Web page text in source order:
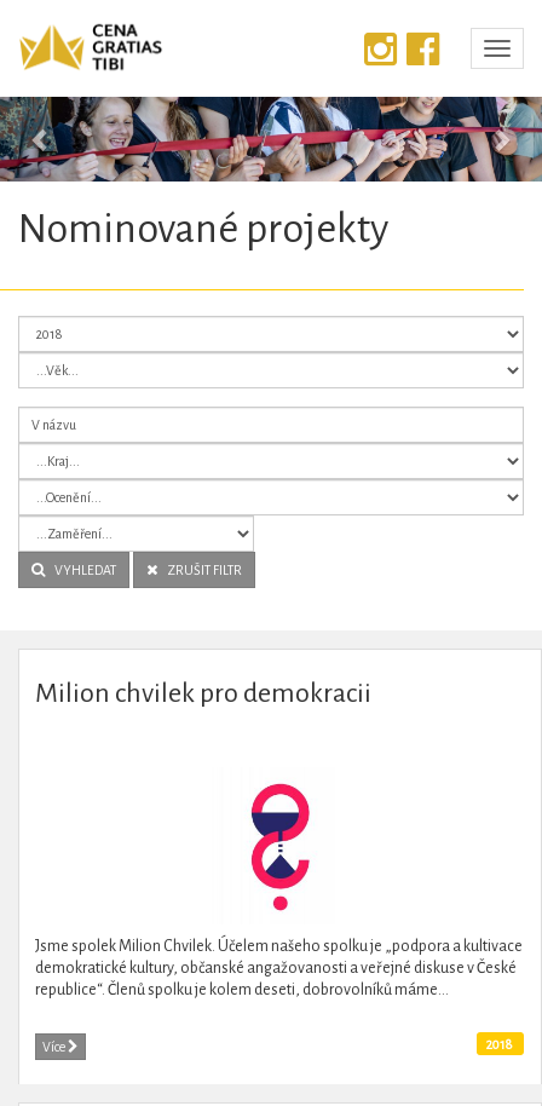
Předchozí
Nominované projekty
VYHLEDAT ZRUŠIT FILTR
Milion chvilek pro demokracii
Jsme spolek Milion Chvilek. Účelem našeho spolku je „podpora a kultivace
demokratické kultury, občanské angažovanosti a veřejné diskuse v České
republice“. Členů spolku je kolem deseti, dobrovolníků máme...
Více 2018